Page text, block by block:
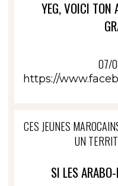
YEG, VOICI TON
07/
https://
CES JEUNES
UN
SI LES